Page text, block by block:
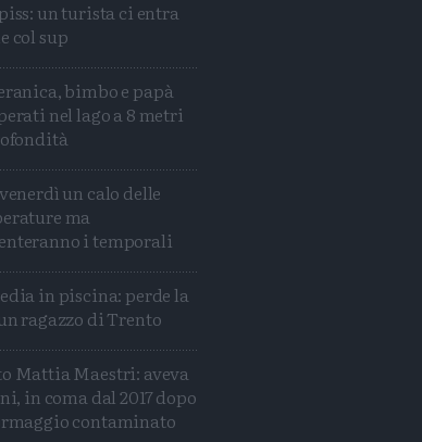
Condividi
TwitterCondividi
Mail
un turista ci entra
col sup
bimbo e papà
nel lago a 8 metri
un calo delle
ma
i temporali
in piscina: perde la
ragazzo di Trento
Mattia Maestri: aveva
in coma dal 2017 dopo
contaminato